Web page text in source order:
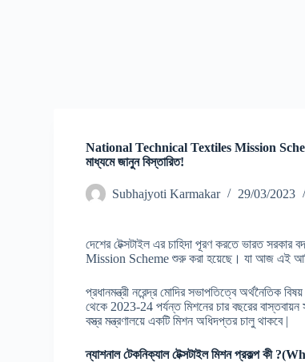
National Technical Textiles Mission Scheme
মাধ্যমে জানুন বিস্তারিত!
Subhajyoti Karmakar 29/03/2023
দেশের টেক্সটাইল এর চাহিদা পূরণ করতে ভারত
Mission Scheme শুরু করা হয়েছে। যা আজ এই
প্রধানমন্ত্রী নরেন্দ্র মোদির সভাপতিত্বে
থেকে 2023-24 পর্যন্ত মিশনের চার বছরের
বস্ত্র মন্ত্রণালয়ে একটি মিশন অধিদপ্তর চালু থাকবে |
ন্যাশনাল টেকনিক্যাল টেক্সটাইল মিশন প্রকল্প